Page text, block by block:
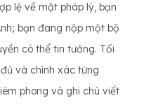
lệ về mặt pháp lý, bạn
bạn đang nộp một bộ
có thể tin tưởng. Tối
và chính xác từng
phong và ghi chú viết